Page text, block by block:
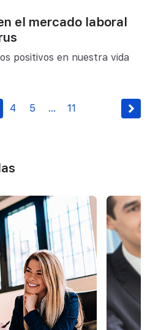
el mercado laboral
positivos en nuestra vida
4 5 … 11